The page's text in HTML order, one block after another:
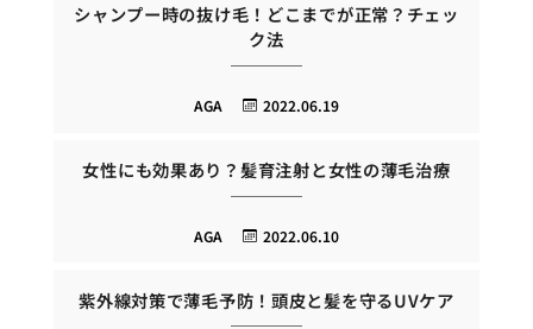
シャンプー時の抜け毛！どこまでが正常？チェッ
ク法
2022.06.19
AGA
女性にも効果あり？髪育注射と女性の薄毛治療
2022.06.10
AGA
紫外線対策で薄毛予防！頭皮と髪を守るUVケア